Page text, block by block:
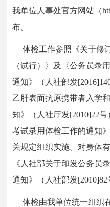
我单位人事处官方网站（
布。
体检工作参照《关于修
（试行）〉及〈公务员录
通知》（人社部发
乙肝表面抗原携带者入学
知》（人社厅发[2010]22
考试录用体检工作的通知
关规定组织实施。对身体
《人社部关于印发公务员
通知》（人社部发[2010]82
体检由我单位统一组织